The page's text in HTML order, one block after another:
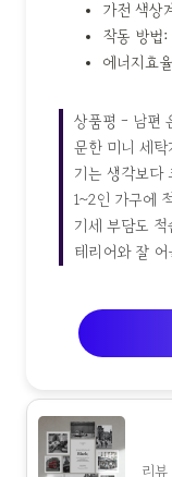
가전 색상
작동 방법:
에너지효
상품평 - 남편
문한 미니 세
기는 생각보다
1~2인 가구에
기세 부담도
테리어와 잘
리